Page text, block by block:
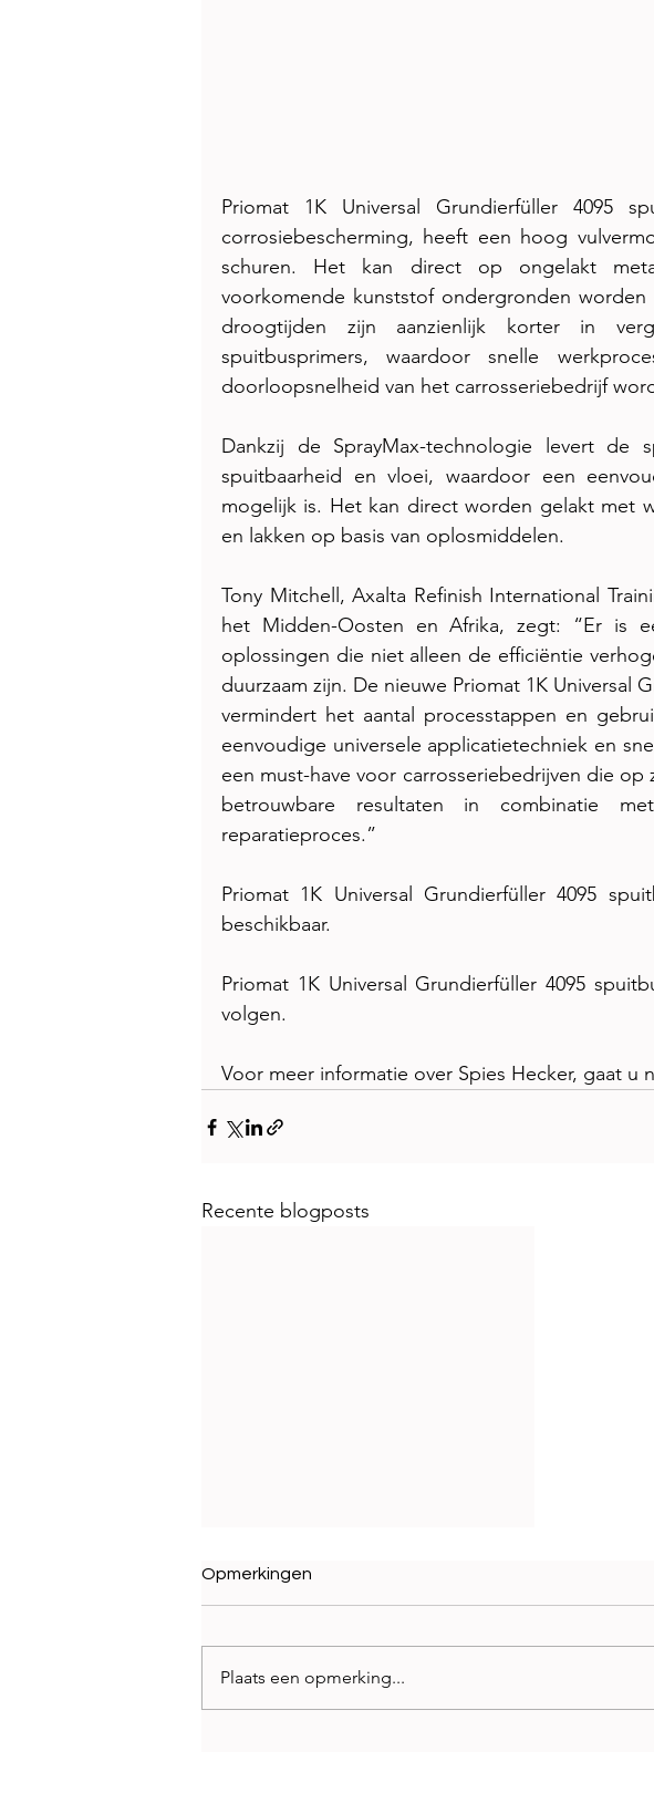
Priomat 1K Universal Grundierfüller 4095
corrosiebescherming, heeft een hoog
schuren. Het kan direct op ongelakt
voorkomende kunststof ondergronden
droogtijden zijn aanzienlijk korter in
spuitbusprimers, waardoor snelle
doorloopsnelheid van het carrosseriebedrijf
Dankzij de SprayMax-technologie levert de
spuitbaarheid en vloei, waardoor een
mogelijk is. Het kan direct worden gelakt met
en lakken op basis van oplosmiddelen.
Tony Mitchell, Axalta Refinish International
het Midden-Oosten en Afrika, zegt: “Er is
oplossingen die niet alleen de efficiëntie
duurzaam zijn. De nieuwe Priomat 1K Universal
vermindert het aantal processtappen en
eenvoudige universele applicatietechniek en
een must-have voor carrosseriebedrijven die op
betrouwbare resultaten in combinatie
reparatieproces.”
Priomat 1K Universal Grundierfüller 4095
beschikbaar.
Priomat 1K Universal Grundierfüller 4095
volgen.
Voor meer informatie over Spies Hecker, gaat u
Recente blogposts
Opmerkingen
Plaats een opmerking...